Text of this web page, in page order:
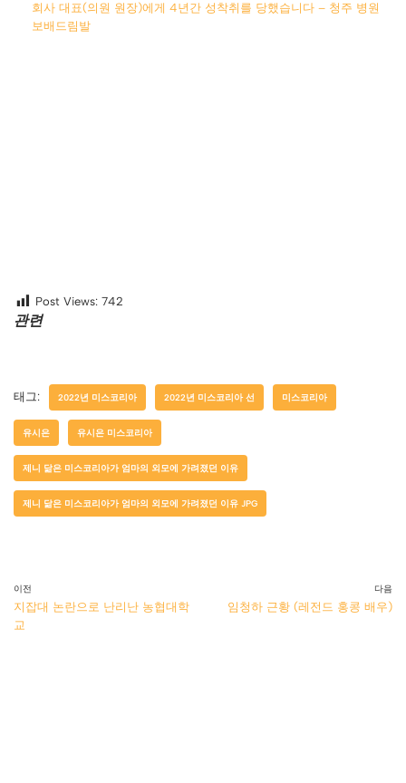
회사 대표(의원 원장)에게 4년간 성착취를 당했습니다 – 청주 병원
보배드림발
Post Views: 742
관련
태그: 2022년 미스코리아 2022년 미스코리아 선 미스코리아
유시은 유시은 미스코리아
제니 닮은 미스코리아가 엄마의 외모에 가려졌던 이유
제니 닮은 미스코리아가 엄마의 외모에 가려졌던 이유 JPG
이전
지잡대 논란으로 난리난 농협대학
교
다음
임청하 근황 (레전드 홍콩 배우)